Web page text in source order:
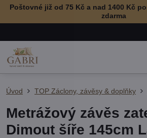
Poštovné již od 75 Kč a nad 1400 Kč
zdarma
Úvod TOP Záclony, závěsy & doplňky
Metrážový závěs
Dimout šíře 145cm